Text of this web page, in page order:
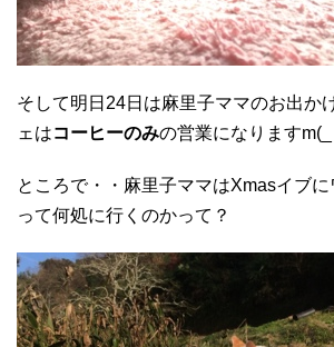
そして明日24日は麻里子ママのお出か
ェはコーヒーのみの営業になります
ところで・・麻里子ママはXmasイブ
って何処に行くのかって？